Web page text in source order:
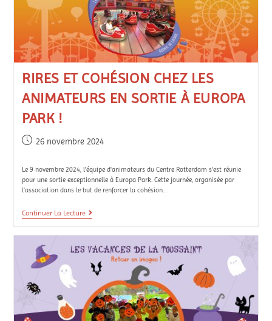
RIRES ET COHÉSION CHEZ LES
ANIMATEURS EN SORTIE À EUROPA
PARK !
26 novembre 2024
Le 9 novembre 2024, l'équipe d'animateurs du Centre Rotterdam s'est réunie
pour une sortie exceptionnelle à Europa Park. Cette journée, organisée par
l'association dans le but de renforcer la cohésion…
Continuer La Lecture